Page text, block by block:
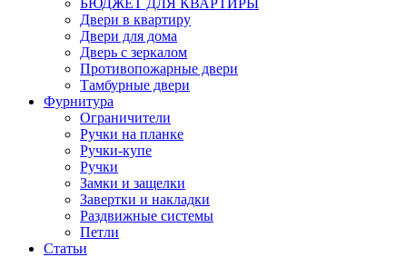
БЮДЖЕТ ДЛЯ КВАРТИРЫ
Двери в квартиру
Двери для дома
Дверь с зеркалом
Противопожарные двери
Тамбурные двери
Фурнитура
Ограничители
Ручки на планке
Ручки-купе
Ручки
Замки и защелки
Завертки и накладки
Раздвижные системы
Петли
Статьи